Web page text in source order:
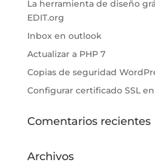
La herramienta de diseño
EDIT.org
Inbox en outlook
Actualizar a PHP 7
Copias de seguridad
Configurar certificado SSL
Comentarios recientes
Archivos